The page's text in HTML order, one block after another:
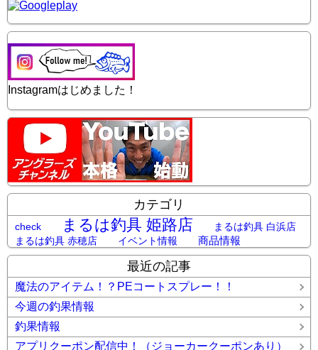
Instagramはじめました！
カテゴリ
check まるは釣具 姫路店
まるは釣具 白浜店
まるは釣具 赤穂店
イベント情報 商品情報
最近の記事
魔法のアイテム！？PEコートスプレー！！
今週の釣果情報
釣果情報
アプリクーポン配信中！（ジョーカークーポンあり）